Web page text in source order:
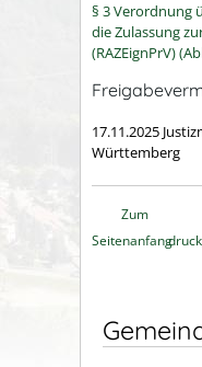
§ 3 Verordnung
die Zulassung
(RAZEignPrV)
17.11.2025
Württemberg
Zum
Seitenanfang